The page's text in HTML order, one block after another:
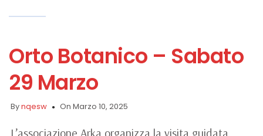
Orto Botanico – Sabato
29 Marzo
Bynqesw On Marzo 10, 2025
L’associazione Arka organizza la visita guidata